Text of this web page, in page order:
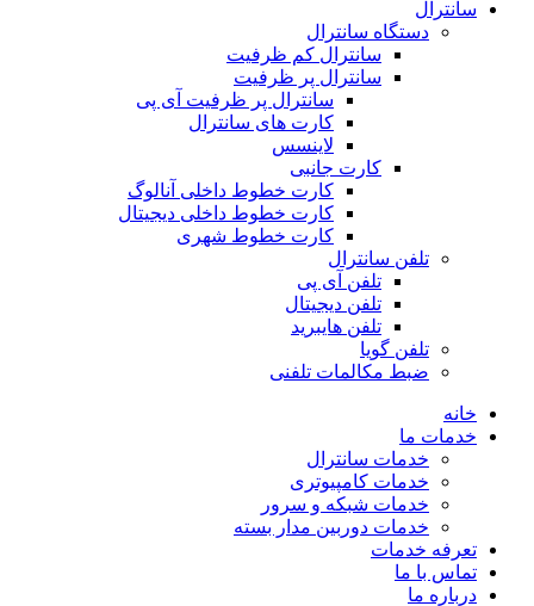
سانترال
دستگاه سانترال
سانترال کم ظرفیت
سانترال پر ظرفیت
سانترال پر ظرفیت آی پی
کارت های سانترال
لاینسس
کارت جانبی
کارت خطوط داخلی آنالوگ
کارت خطوط داخلی دیجیتال
کارت خطوط شهری
تلفن سانترال
تلفن آی پی
تلفن دیجیتال
تلفن هایبرید
تلفن گویا
ضبط مکالمات تلفنی
خانه
خدمات ما
خدمات سانترال
خدمات کامپیوتری
خدمات شبکه و سرور
خدمات دوربین مدار بسته
تعرفه خدمات
تماس با ما
درباره ما